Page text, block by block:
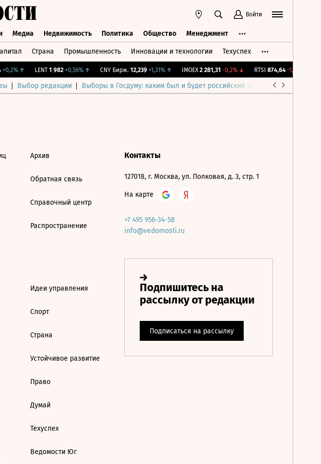
Войти
Медиа Недвижимость Политика Общество Менеджмент
Страна Промышленность Инновации и технологии Техуспех
↑ LENT 1 982 +0,56%↑ CNY Бирж. 12,239 +1,31%↑ IMOEX 2 281,31 -0,2%↓ RTSI 874,64 -1,12%
Выбор редакции Выборы в Госдуму: каким был и будет российский парламент
Архив
Обратная связь
Справочный центр
Распространение
Идеи управления
Спорт
Страна
Устойчивое развитие
Право
Думай
Техуспех
Ведомости Юг
Контакты
127018, г. Москва, ул. Полковая, д. 3, стр. 1
На карте
+7 495 956-34-58
info@vedomosti.ru